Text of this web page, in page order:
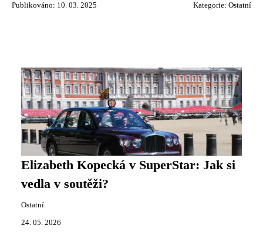
Publikováno: 10. 03. 2025 Kategorie: Ostatní
Elizabeth Kopecká v SuperStar: Jak si
vedla v soutěži?
Ostatní
24. 05. 2026